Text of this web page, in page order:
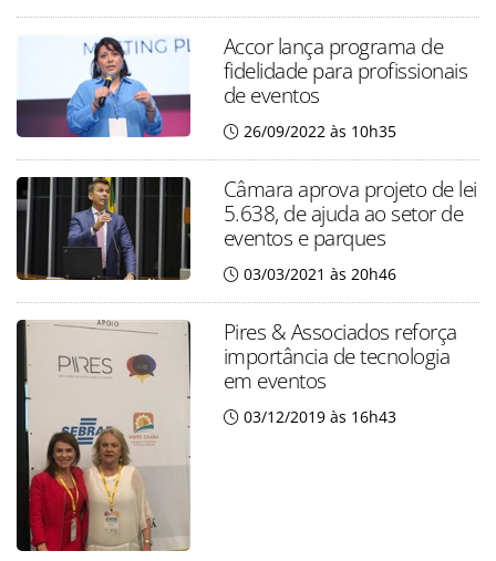
Accor lança programa de
fidelidade para profissionais
de eventos
26/09/2022 às 10h35
Câmara aprova projeto de lei
5.638, de ajuda ao setor de
eventos e parques
03/03/2021 às 20h46
Pires & Associados reforça
importância de tecnologia
em eventos
03/12/2019 às 16h43